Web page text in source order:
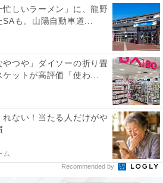
忙しいラーメン」に、龍野
も。山陽自動車道...
やつや」ダイソーの折り畳
ットが高評価「使わ...
ない！当たる人だけがや
ム
Recommended by